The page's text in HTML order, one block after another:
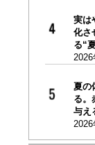
実は
化さ
る“
2026
夏の
る。
与え
2026